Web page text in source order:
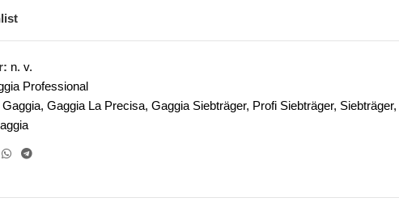
n. v.
Professional
Gaggia, Gaggia La Precisa, Gaggia Siebträger, Profi Siebträger, Siebträger,